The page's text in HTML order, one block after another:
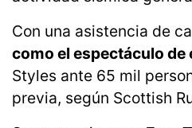
Con una asistencia de
como el espectáculo de
Styles ante 65 mil
previa, según Scottish